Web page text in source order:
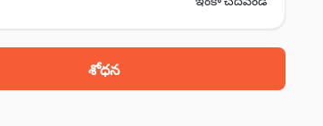
శోధన